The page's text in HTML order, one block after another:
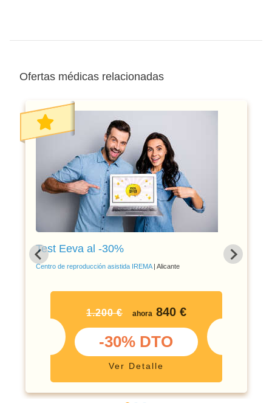
Ofertas médicas relacionadas
Test Eeva al -30%
Centro de reproducción asistida IREMA| Alicante
1.200 € ahora 840 €
-30% DTO
Ver Detalle